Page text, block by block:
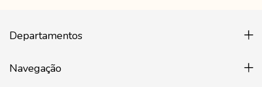
Departamentos
Navegação